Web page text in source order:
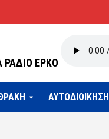
ΕΡΚΟ
ΑΥΤΟΔΙΟΙΚΗΣΗ